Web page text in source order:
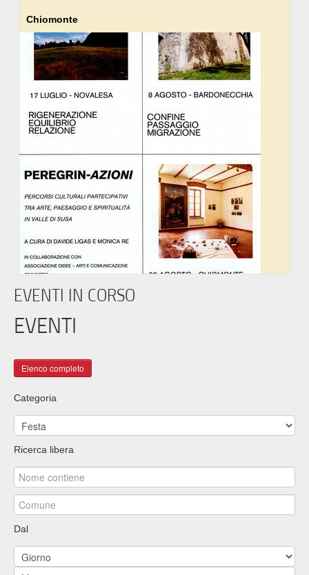
Chiomonte
EVENTI IN CORSO
EVENTI
Categoria
Ricerca libera
Dal